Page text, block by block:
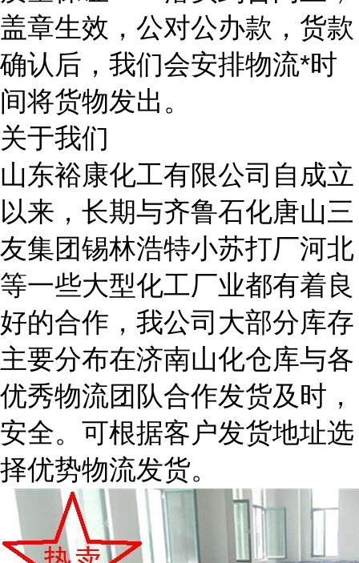
盖章生效，公对公办款，货款
确认后，我们会安排物流*时
间将货物发出。
关于我们
山东裕康化工有限公司自成立
以来，长期与齐鲁石化唐山三
友集团锡林浩特小苏打厂河北
等一些大型化工厂业都有着良
好的合作，我公司大部分库存
主要分布在济南山化仓库与各
优秀物流团队合作发货及时，
安全。可根据客户发货地址选
择优势物流发货。